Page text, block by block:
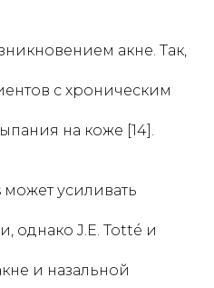
акне. Так,
с хроническим
на коже [14].
усиливать
однако J.E. Totté и
и назальной